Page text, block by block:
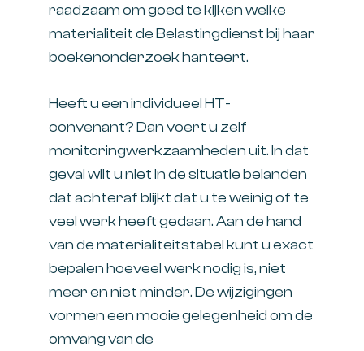
raadzaam om goed te kijken welke
materialiteit de Belastingdienst bij haar
boekenonderzoek hanteert.
Heeft u een individueel HT-
convenant? Dan voert u zelf
monitoringwerkzaamheden uit. In dat
geval wilt u niet in de situatie belanden
dat achteraf blijkt dat u te weinig of te
veel werk heeft gedaan. Aan de hand
van de materialiteitstabel kunt u exact
bepalen hoeveel werk nodig is, niet
meer en niet minder. De wijzigingen
vormen een mooie gelegenheid om de
omvang van de